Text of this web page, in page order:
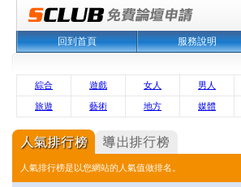
回到首頁 服務說明
綜合 遊戲 女人 男人
旅遊 藝術 地方 媒體
人氣排行榜是以您網站的人氣值做排名。